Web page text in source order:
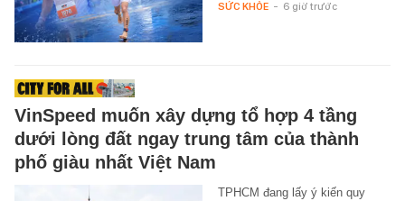
SỨC KHỎE - 6 giờ trước
VinSpeed muốn xây dựng tổ hợp 4 tầng
dưới lòng đất ngay trung tâm của thành
phố giàu nhất Việt Nam
TPHCM đang lấy ý kiến quy